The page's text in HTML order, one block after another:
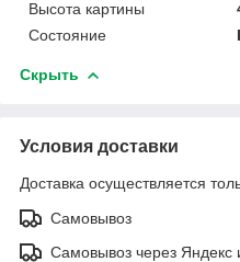
Высота картины
Состояние
Скрыть
Условия доставки
Доставка осуществляется
Самовывоз
Самовывоз через Яндекс